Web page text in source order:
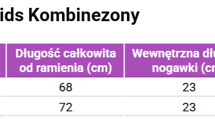
Kombinezony